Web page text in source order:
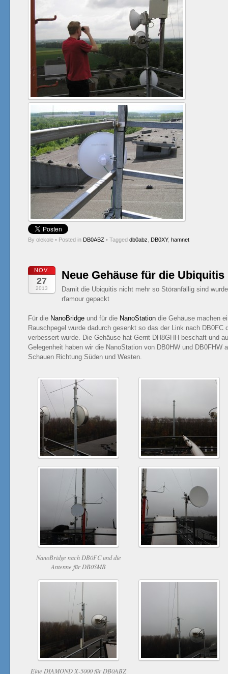
By olekole • Posted in DB0ABZ • Tagged db0abz DB0XY, hamnet
NOV.
27
2013
Neue Gehäuse für die Ubiquitis
Damit die Ubiquitis nicht mehr so Störanfällig sind
rfamour gepackt
Für die NanoBridge und für die NanoStation die Gehäuse machen
Rauschpegel wurde dadurch gesenkt so das der Link nach DB0FC
verbessert wurde. Die Gehäuse hat Gerrit DH8GHH beschaft und
Gelegenheit haben wir die NanoStation von DB0HW und DB0FHW
Schauen Richtung Süden und Westen.
NanoBridge nach DB0FC und die
Antenne für DB0SMB
Eine DIAMOND X-5000 für DB0ABZ